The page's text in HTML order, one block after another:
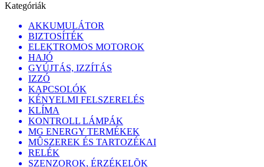
Kategóriák
AKKUMULÁTOR
BIZTOSÍTÉK
ELEKTROMOS MOTOROK
HAJÓ
GYÚJTÁS, IZZÍTÁS
IZZÓ
KAPCSOLÓK
KÉNYELMI FELSZERELÉS
KLÍMA
KONTROLL LÁMPÁK
MG ENERGY TERMÉKEK
MÛSZEREK ÉS TARTOZÉKAI
RELÉK
SZENZOROK, ÉRZÉKELÕK